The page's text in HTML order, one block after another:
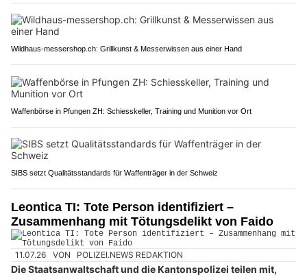
Wildhaus-messershop.ch: Grillkunst & Messerwissen aus einer Hand
Waffenbörse in Pfungen ZH: Schiesskeller, Training und Munition vor Ort
SIBS setzt Qualitätsstandards für Waffenträger in der Schweiz
Leontica TI: Tote Person identifiziert –
Zusammenhang mit Tötungsdelikt von Faido
11.07.26 VON POLIZEI.NEWS REDAKTION
Die Staatsanwaltschaft und die Kantonspolizei teilen mit,